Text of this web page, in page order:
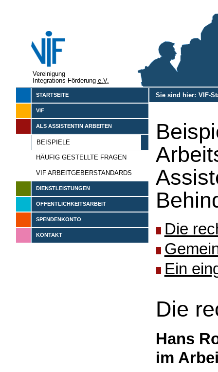
Vereinigung
Integrations-Förderung e.V.
STARTSEITE
VIF
ALS ASSISTENTIN ARBEITEN
BEISPIELE
HÄUFIG GESTELLTE FRAGEN
VIF ARBEITGEBERSTANDARDS
DIENSTLEISTUNGEN
ÖFFENTLICHKEITSARBEIT
SPENDENKONTO
KONTAKT
Sie sind hier: VIF-
Die
Ein
Die
Hans
im